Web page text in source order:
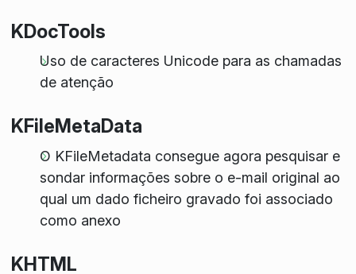
KDocTools
Uso de caracteres Unicode para as chamadas
de atenção
KFileMetaData
O KFileMetadata consegue agora pesquisar e
sondar informações sobre o e-mail original ao
qual um dado ficheiro gravado foi associado
como anexo
KHTML